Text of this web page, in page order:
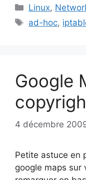
Catégories
Linux,
Étiquettes
ad-hoc,
Google
4 décembre
Petite astuce en
google maps sur